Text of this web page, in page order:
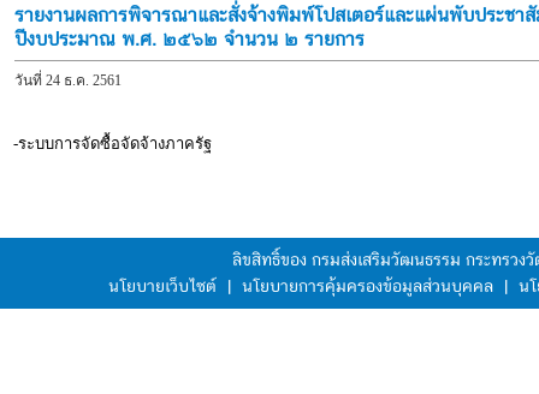
รายงานผลการพิจารณาและสั่งจ้างพิมพ์โปสเตอร์และแผ่นพับประช
ปีงบประมาณ พ.ศ. ๒๕๖๒ จำนวน ๒ รายการ
วันที่ 24 ธ.ค. 2561
-ระบบการจัดซื้อจัดจ้างภาครัฐ
ลิขสิทธิ์ของ กรมส่งเสริมวัฒนธรรม กระทรว
นโยบายเว็บไซต์
| นโยบายการคุ้มครองข้อมูลส่วนบุคคล | น